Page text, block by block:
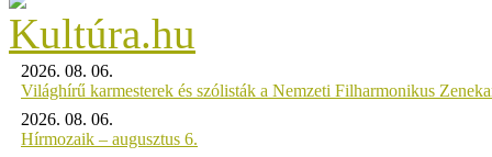
2026. 08. 06.
Világhírű karmesterek és szólisták a Nemzeti Filharmonikus
2026. 08. 06.
Hírmozaik – augusztus 6.